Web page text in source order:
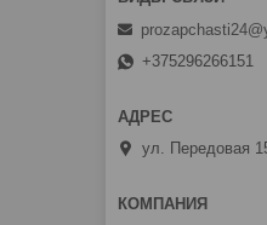
+375296266151
ул. Передовая